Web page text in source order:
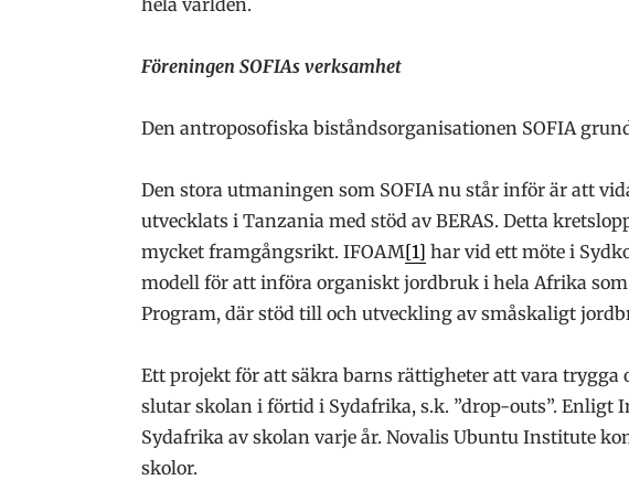
Föreningen SOFIAs verksamhet
Den antroposofiska biståndsorganisationen SOFIA
Den stora utmaningen som SOFIA nu står inför är att
utvecklats i Tanzania med stöd av BERAS. Detta
mycket framgångsrikt. IFOAM[1] har vid ett möte i
modell för att införa organiskt jordbruk i hela Afrika som
Program, där stöd till och utveckling av småskaligt
Ett projekt för att säkra barns rättigheter att vara
slutar skolan i förtid i Sydafrika, s.k. ”drop-outs”.
Sydafrika av skolan varje år. Novalis Ubuntu Institute
skolor.